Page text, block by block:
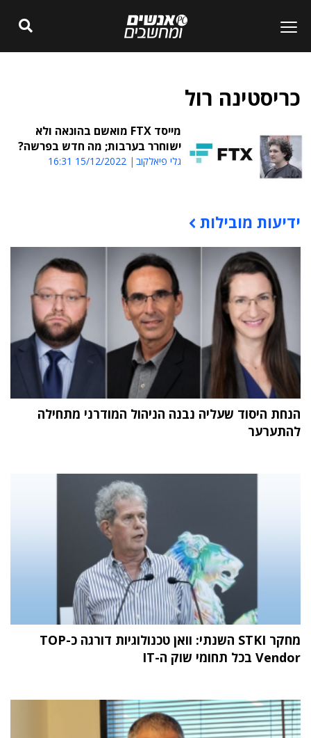
כריסטינה רול
מייסד FTX מואשם בהונאה ולא
ישוחרר בערבות; מה חדש בפרשה?
גלי פיאלקוב 15/12/2022 16:31
תוכן פרסומי
ידיעות מובילות
הנחת היסוד שעליה נבנה הניהול המודרני מתחילה
להתערער
מחקר STKI השנתי: וואן טכנולוגיות דורגה כ-TOP
Vendor בכל תחומי שוק ה-IT